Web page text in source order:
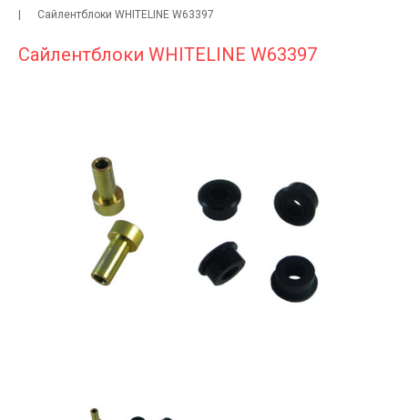
|
Сайлентблоки WHITELINE W63397
Сайлентблоки WHITELINE W63397